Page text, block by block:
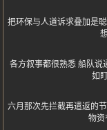
把环保与人道诉求叠加是
各方叙事都很熟悉 船队说
如
六月那次先拦截再遣返的
物资